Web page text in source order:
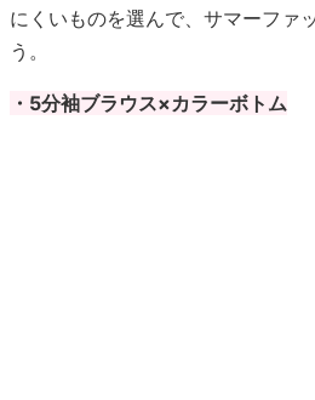
にくいものを選んで、サマーファ
う。
・5分袖ブラウス×カラーボトム